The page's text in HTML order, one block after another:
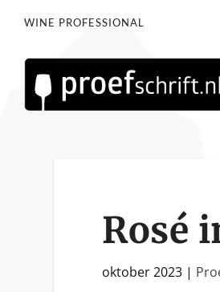
WINE PROFESSIONAL
Rosé
oktober 2023 |